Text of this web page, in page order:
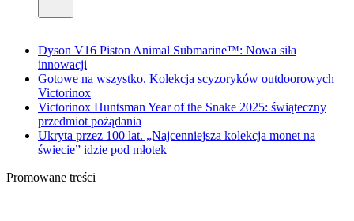
Dyson V16 Piston Animal Submarine™: Nowa siła
innowacji
Gotowe na wszystko. Kolekcja scyzoryków outdoorowych
Victorinox
Victorinox Huntsman Year of the Snake 2025: świąteczny
przedmiot pożądania
Ukryta przez 100 lat. „Najcenniejsza kolekcja monet na
świecie” idzie pod młotek
Promowane treści